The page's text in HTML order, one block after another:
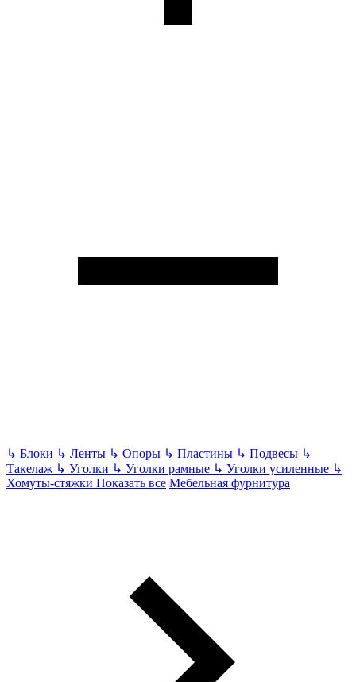
↳ Блоки ↳ Ленты ↳ Опоры ↳ Пластины ↳ Подвесы ↳
Такелаж ↳ Уголки ↳ Уголки рамные ↳ Уголки усиленные ↳
Хомуты-стяжки Показать все Мебельная фурнитура